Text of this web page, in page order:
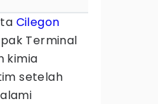
Cilegon
Terminal
kimia
setelah